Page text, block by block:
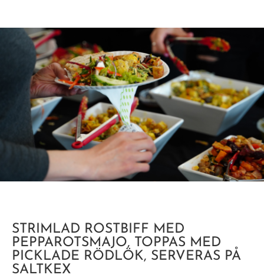
STRIMLAD ROSTBIFF MED
PEPPAROTSMAJO, TOPPAS MED
PICKLADE RÖDLÖK, SERVERAS PÅ
SALTKEX